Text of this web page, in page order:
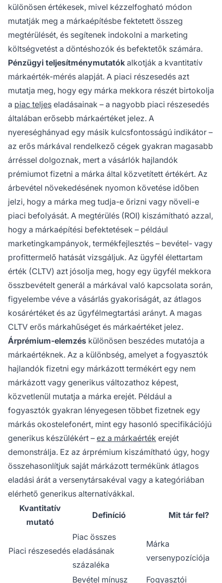
különösen értékesek, mivel kézzelfogható módon
mutatják meg a márkaépítésbe fektetett összeg
megtérülését, és segítenek indokolni a marketing
költségvetést a döntéshozók és befektetők számára.
Pénzügyi teljesítménymutatók alkotják a kvantitatív
márkaérték-mérés alapját. A piaci részesedés azt
mutatja meg, hogy egy márka mekkora részét birtokolja
a piac teljes eladásainak – a nagyobb piaci részesedés
általában erősebb márkaértéket jelez. A
nyereséghányad egy másik kulcsfontosságú indikátor –
az erős márkával rendelkező cégek gyakran magasabb
árréssel dolgoznak, mert a vásárlók hajlandók
prémiumot fizetni a márka által közvetített értékért. Az
árbevétel növekedésének nyomon követése időben
jelzi, hogy a márka meg tudja-e őrizni vagy növeli-e
piaci befolyását. A megtérülés (ROI) kiszámítható azzal,
hogy a márkaépítési befektetések – például
marketingkampányok, termékfejlesztés – bevétel- vagy
profittermelő hatását vizsgáljuk. Az ügyfél élettartam
érték (CLTV) azt jósolja meg, hogy egy ügyfél mekkora
összbevételt generál a márkával való kapcsolata során,
figyelembe véve a vásárlás gyakoriságát, az átlagos
kosárértéket és az ügyfélmegtartási arányt. A magas
CLTV erős márkahűséget és márkaértéket jelez.
Árprémium-elemzés különösen beszédes mutatója a
márkaértéknek. Az a különbség, amelyet a fogyasztók
hajlandók fizetni egy márkázott termékért egy nem
márkázott vagy generikus változathoz képest,
közvetlenül mutatja a márka erejét. Például a
fogyasztók gyakran lényegesen többet fizetnek egy
márkás okostelefonért, mint egy hasonló specifikációjú
generikus készülékért – ez a márkaérték erejét
demonstrálja. Ez az árprémium kiszámítható úgy, hogy
összehasonlítjuk saját márkázott termékünk átlagos
eladási árát a versenytársakéval vagy a kategóriában
elérhető generikus alternatívákkal.
Kvantitatív
mutató
Definíció Mit tár fel?
Piaci részesedés
Piac összes
eladásának
százaléka
Márka
versenypozíciója
Bevétel mínusz Fogyasztói